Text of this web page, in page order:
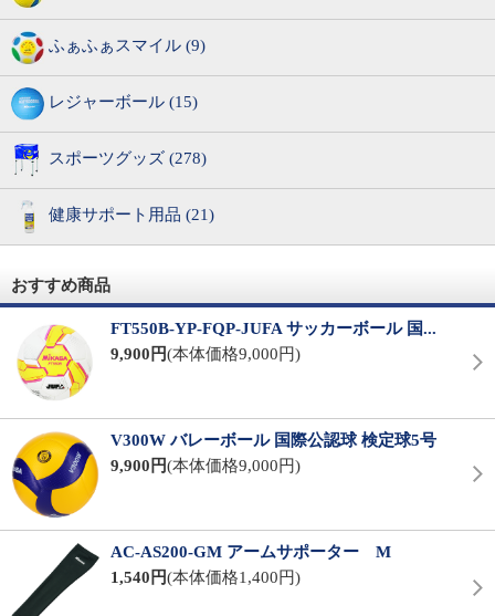
ふぁふぁスマイル (9)
レジャーボール (15)
スポーツグッズ (278)
健康サポート用品 (21)
おすすめ商品
FT550B-YP-FQP-JUFA サッカーボール 国...
9,900円(本体価格9,000円)
V300W バレーボール 国際公認球 検定球5号
9,900円(本体価格9,000円)
AC-AS200-GM アームサポーター M
1,540円(本体価格1,400円)